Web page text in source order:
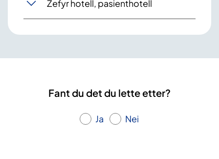
Zefyr hotell, pasienthotell
Fant du det du lette etter?
Ja Nei